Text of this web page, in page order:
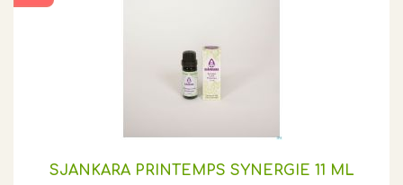
SJANKARA PRINTEMPS SYNERGIE 11 ML